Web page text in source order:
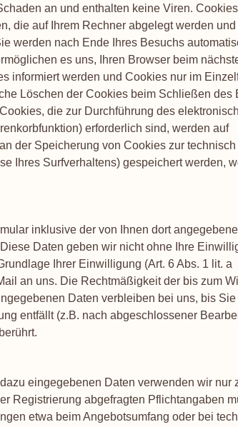
an und enthalten keine Viren.
die auf Ihrem Rechner abgelegt werden
werden nach Ende Ihres Besuchs
es uns, Ihren Browser beim
informiert werden und Cookies nur im
Löschen der Cookies beim Schließen des
die zur Durchführung des
erforderlich sind, werden auf
der Speicherung von Cookies zur technisch
Ihres Surfverhaltens) gespeichert werden,
inklusive der von Ihnen dort
Daten geben wir nicht ohne Ihre
Ihrer Einwilligung (Art. 6 Abs. 1 lit. a
an uns. Die Rechtmäßigkeit der bis zum
Daten verbleiben bei uns, bis
entfällt (z.B. nach abgeschlossener
eingegebenen Daten verwenden wir nur
Registrierung abgefragten Pflichtangaben
etwa beim Angebotsumfang oder bei